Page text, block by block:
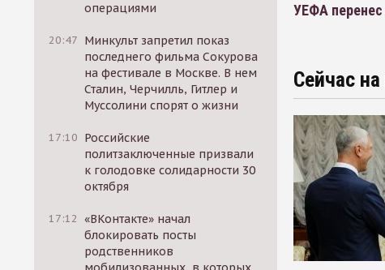
операциями
20:47 Минкульт запретил показ
последнего фильма Сокурова
на фестивале в Москве. В нем
Сталин, Черчилль, Гитлер и
Муссолини спорят о жизни
17:10 Российские
политзаключенные призвали
к голодовке солидарности 30
октября
17:12 «ВКонтакте» начал
блокировать посты
родственников
УЕФА перенес
Сейчас на